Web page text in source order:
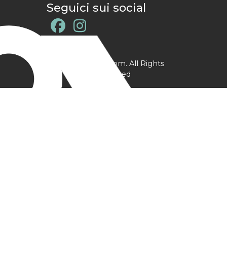
Seguici sui social
@ YPtrainer.com. All Rights
Reserved